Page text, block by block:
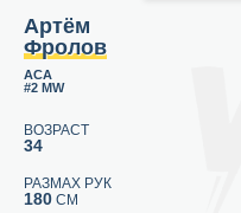
Артём
Фролов
ACA
#2 MW
ВОЗРАСТ
34
РАЗМАХ РУК
180 СМ